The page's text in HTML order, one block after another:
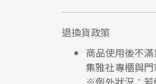
退換貨政策
商品使用後不滿
集雅社專櫃與